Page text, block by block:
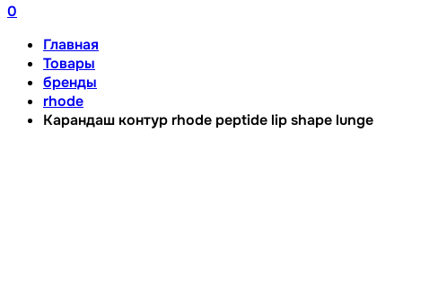
0
Главная
Товары
бренды
rhode
Карандаш контур rhode peptide lip shape lunge